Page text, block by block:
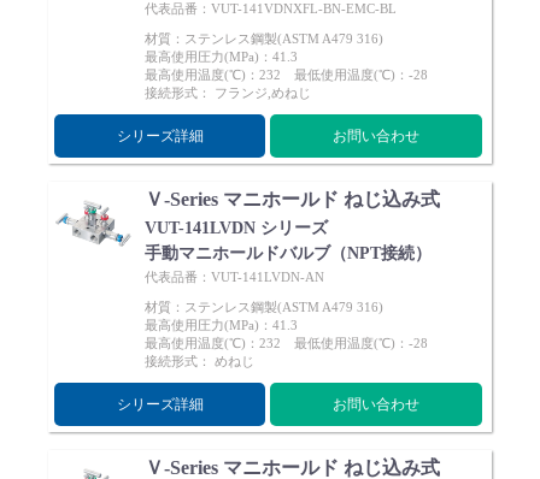
Language：日本語／English
お問い合わせ
代表品番：VUT-141VDNXFL-BN-EMC-BL
材質：ステンレス鋼製(ASTM A479 316)
最高使用圧力(MPa)：41.3
最高使用温度(℃)：232 最低使用温度(℃)：-28
接続形式： フランジ,めねじ
シリーズ詳細 お問い合わせ
Ｖ-Series マニホールド ねじ込み式
VUT-141LVDN シリーズ
手動マニホールドバルブ（NPT接続）
代表品番：VUT-141LVDN-AN
材質：ステンレス鋼製(ASTM A479 316)
最高使用圧力(MPa)：41.3
最高使用温度(℃)：232 最低使用温度(℃)：-28
接続形式： めねじ
シリーズ詳細 お問い合わせ
Ｖ-Series マニホールド ねじ込み式